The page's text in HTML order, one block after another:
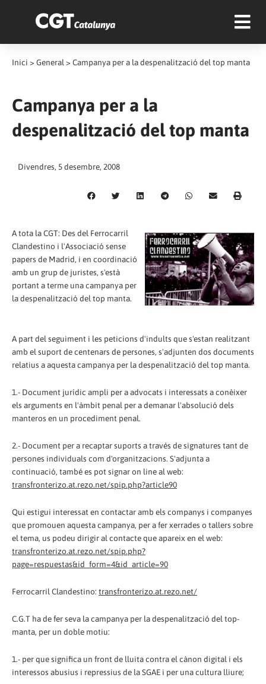
Inici > General > Campanya per a la despenalització del top manta
Campanya per a la
despenalització del top manta
Divendres, 5 desembre, 2008
A tota la CGT: Des del Ferrocarril
Clandestino i l'Associació sense
papers de Madrid, i en coordinació
amb un grup de juristes, s'està
portant a terme una campanya per
la despenalització del top manta.
A part del seguiment i les peticions d'indults que s'estan realitzant
amb el suport de centenars de persones, s'adjunten dos documents
relatius a aquesta campanya per la despenalització del top manta.
1.- Document jurídic ampli per a advocats i interessats a conèixer
els arguments en l'àmbit penal per a demanar l'absolució dels
manteros en un procediment penal.
2.- Document per a recaptar suports a través de signatures tant de
persones individuals com d'organitzacions. S'adjunta a
continuació, també es pot signar on line al web:
transfronterizo.at.rezo.net/spip.php?article90
Qui estigui interessat en contactar amb els companys i companyes
que promouen aquesta campanya, per a fer xerrades o tallers sobre
el tema, us podeu dirigir al contacte que apareix en el web:
transfronterizo.at.rezo.net/spip.php?
page=respuestas&id_form=4&id_article=90
Ferrocarril Clandestino: transfronterizo.at.rezo.net/
C.G.T ha de fer seva la campanya per la despenalització del top-
manta, per un doble motiu:
1.- per que significa un front de lluita contra el cànon digital i els
interessos abusius i repressius de la SGAE i per una cultura lliure;